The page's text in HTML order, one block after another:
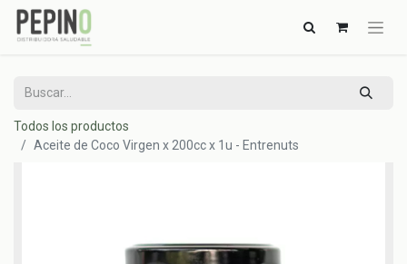
Todos los productos
Aceite de Coco Virgen x 200cc x 1u - Entrenuts